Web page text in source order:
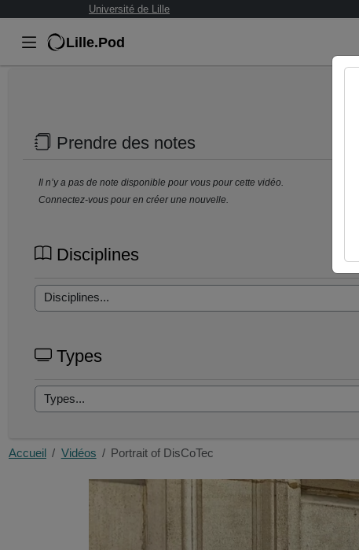
Université de Lille
Lille.Pod
Prendre des notes
Il n’y a pas de note disponible pour vous pour cette vidéo.
Connectez-vous pour en créer une nouvelle.
Disciplines
Types
Accueil Vidéos Portrait of DisCoTec